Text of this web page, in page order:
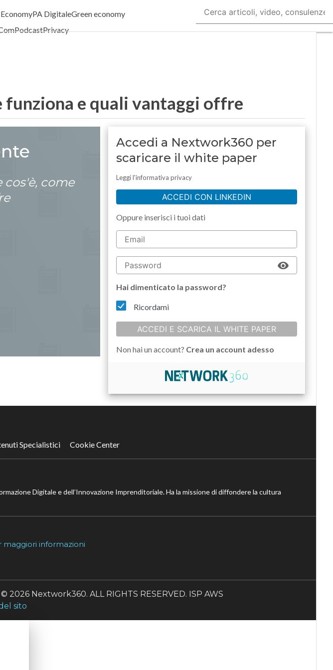
PA DigitaleGreen economy
PodcastPrivacy
funziona e quali vantaggi offre
cos'è, come
Accedi a Nextwork360 per
scaricare il white paper
Leggi l'informativa privacy
ACCEDI CON LINKEDIN
Oppure inserisci i tuoi dati
Hai dimenticato la password?
Ricordami
ACCEDI E SCARICA IL WHITE PAPER
Non hai un account? Crea un account adesso
Specialistici Cookie Center
Digitale e dell’Innovazione Imprenditoriale. Ha la missione di diffondere la cultura
informazioni
Nextwork360. ALL RIGHTS RESERVED. ISP AWS
sito